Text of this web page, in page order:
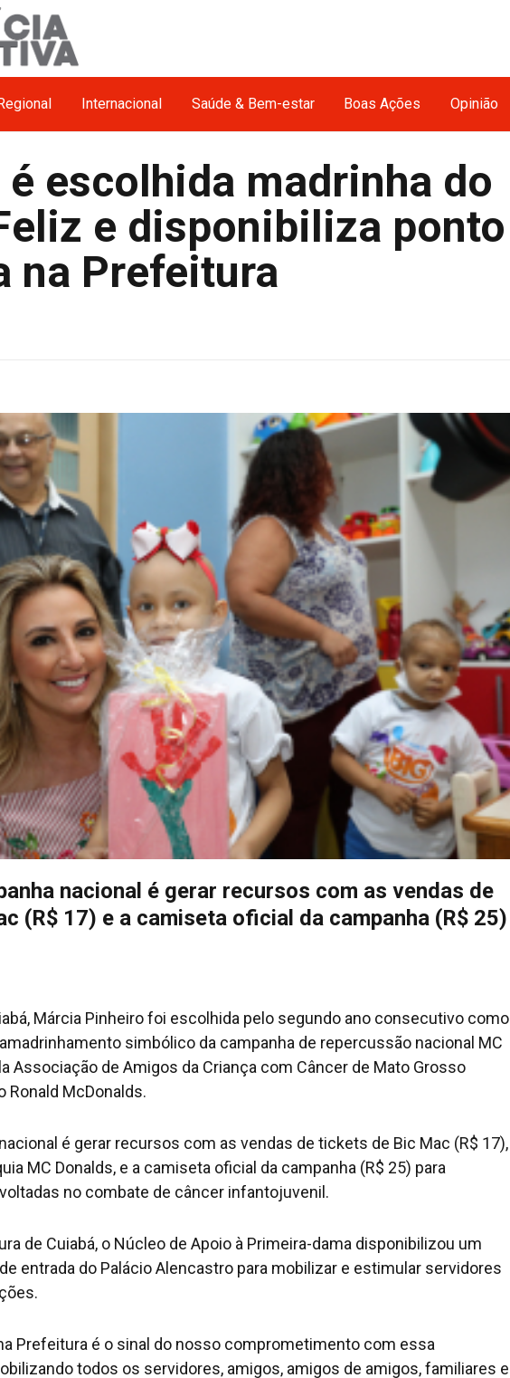
Internacional Saúde & Bem-estar Boas Ações Opinião
é escolhida madrinha do
e disponibiliza ponto
na Prefeitura
nacional é gerar recursos com as vendas de
(R$ 17) e a camiseta oficial da campanha (R$ 25)
Márcia Pinheiro foi escolhida pelo segundo ano consecutivo como
amadrinhamento simbólico da campanha de repercussão nacional MC
Associação de Amigos da Criança com Câncer de Mato Grosso
Ronald McDonalds.
é gerar recursos com as vendas de tickets de Bic Mac (R$ 17),
MC Donalds, e a camiseta oficial da campanha (R$ 25) para
no combate de câncer infantojuvenil.
de Cuiabá, o Núcleo de Apoio à Primeira-dama disponibilizou um
entrada do Palácio Alencastro para mobilizar e estimular servidores
Prefeitura é o sinal do nosso comprometimento com essa
todos os servidores, amigos, amigos de amigos, familiares e